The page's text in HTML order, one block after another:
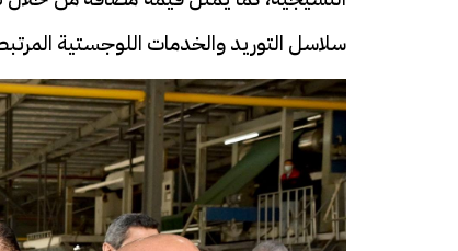
سلاسل التوريد والخدمات اللوجستية